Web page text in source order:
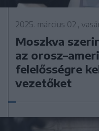
2025. március 02.,
Moszkva
az
felelősségre
vezetőket